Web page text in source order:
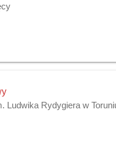
Ludwika Rydygiera w